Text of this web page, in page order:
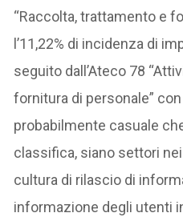
“Raccolta, trattamento e
l’11,22% di incidenza di
seguito dall’Ateco 78
fornitura di personale” con
probabilmente casuale
classifica, siano settori
cultura di rilascio di
informazione degli utenti